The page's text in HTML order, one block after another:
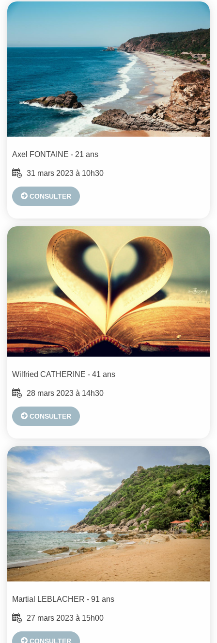
Axel FONTAINE - 21 ans
31 mars 2023 à 10h30
CONSULTER
Wilfried CATHERINE - 41 ans
28 mars 2023 à 14h30
CONSULTER
Martial LEBLACHER - 91 ans
27 mars 2023 à 15h00
CONSULTER